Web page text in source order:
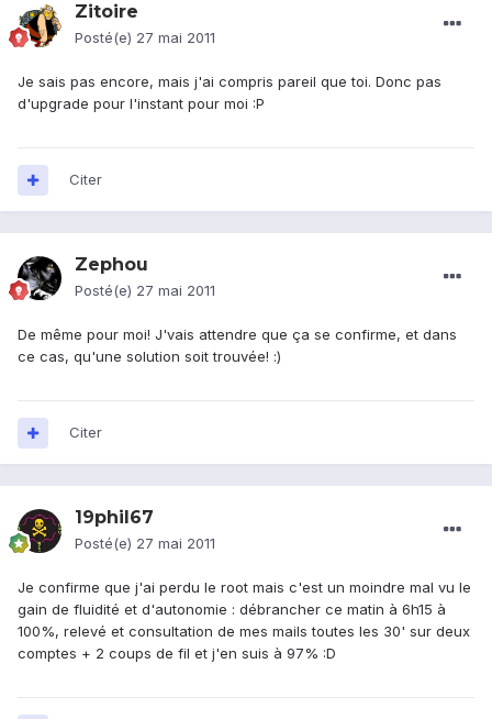
Zitoire
Posté(e) 27 mai 2011
Je sais pas encore, mais j'ai compris pareil que toi. Donc pas
d'upgrade pour l'instant pour moi :P
Citer
Zephou
Posté(e) 27 mai 2011
De même pour moi! J'vais attendre que ça se confirme, et dans
ce cas, qu'une solution soit trouvée! :)
Citer
19phil67
Posté(e) 27 mai 2011
Je confirme que j'ai perdu le root mais c'est un moindre mal vu le
gain de fluidité et d'autonomie : débrancher ce matin à 6h15 à
100%, relevé et consultation de mes mails toutes les 30' sur deux
comptes + 2 coups de fil et j'en suis à 97% :D